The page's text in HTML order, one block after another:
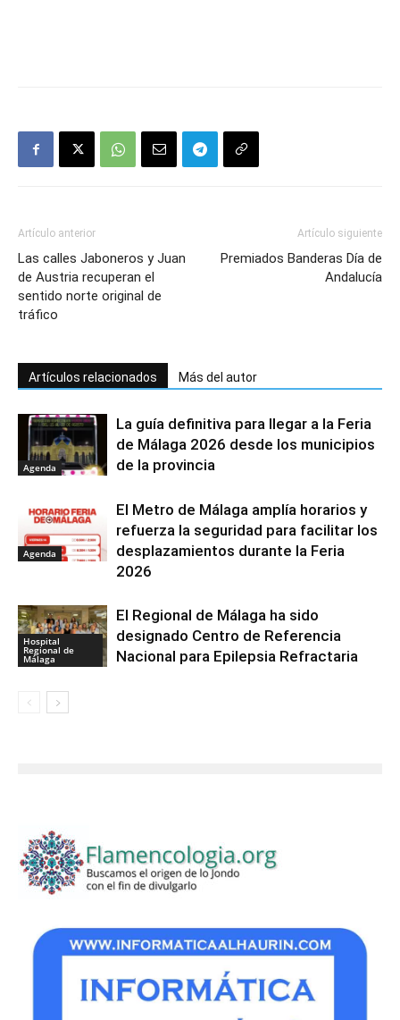
Artículo anterior
Las calles Jaboneros y Juan
de Austria recuperan el
sentido norte original de
tráfico
Artículo siguiente
Premiados Banderas Día de
Andalucía
Artículos relacionados Más del autor
Agenda
La guía definitiva para llegar a la Feria
de Málaga 2026 desde los municipios
de la provincia
Agenda
El Metro de Málaga amplía horarios y
refuerza la seguridad para facilitar los
desplazamientos durante la Feria
2026
Hospital
Regional de
Málaga
El Regional de Málaga ha sido
designado Centro de Referencia
Nacional para Epilepsia Refractaria